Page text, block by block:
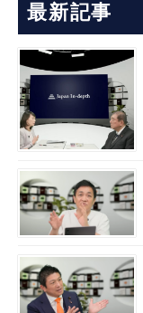
最新記事